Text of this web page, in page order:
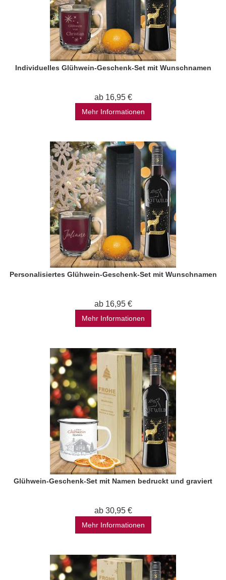
Individuelles Glühwein-Geschenk-Set mit Wunschnamen
ab 16,95 €
Mehr Informationen
Personalisiertes Glühwein-Geschenk-Set mit Wunschnamen
ab 16,95 €
Mehr Informationen
Glühwein-Geschenk-Set mit Namen bedruckt und graviert
ab 30,95 €
Mehr Informationen